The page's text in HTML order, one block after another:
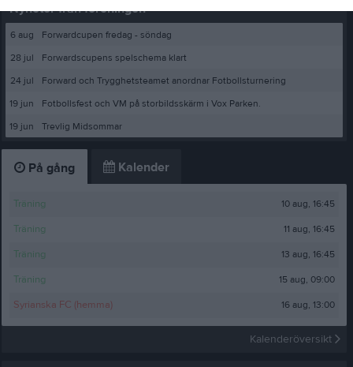
Nyheter från föreningen
6 aug
Forwardcupen fredag - söndag
28 jul
Forwardscupens spelschema klart
24 jul
Forward och Trygghetsteamet anordnar Fotbollsturnering
19 jun
Fotbollsfest och VM på storbildsskärm i Vox Parken.
19 jun
Trevlig Midsommar
På gång Kalender
Träning 10 aug, 16:45
Träning 11 aug, 16:45
Träning 13 aug, 16:45
Träning 15 aug, 09:00
Syrianska FC (hemma) 16 aug, 13:00
Kalenderöversikt